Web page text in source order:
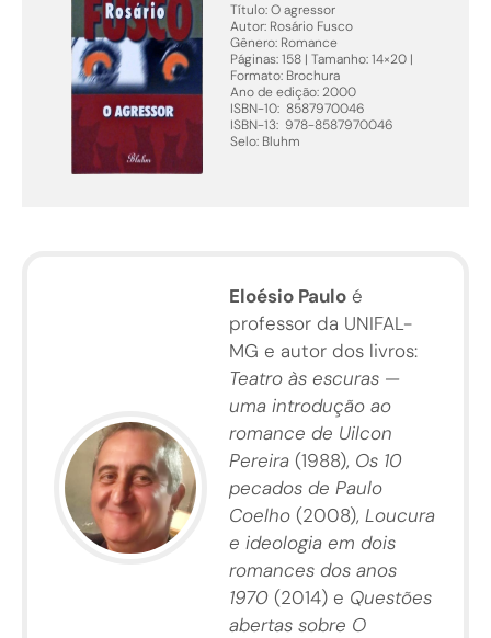
Título: O agressor
Autor: Rosário Fusco
Gênero: Romance
Páginas: 158 | Tamanho: 14×20 |
Formato: Brochura
Ano de edição: 2000
ISBN-10: ‎ 8587970046
ISBN-13: ‎ 978-8587970046
Selo: Bluhm
Eloésio Paulo é
professor da UNIFAL-
MG e autor dos livros:
Teatro às escuras —
uma introdução ao
romance de Uilcon
Pereira (1988), Os 10
pecados de Paulo
Coelho (2008), Loucura
e ideologia em dois
romances dos anos
1970 (2014) e Questões
abertas sobre O